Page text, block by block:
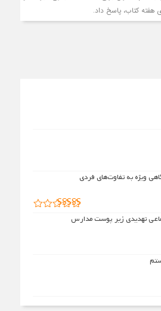
هفته کتاب، پاسخ داد.
ویژه به تفاوت‌های فردی
امتیاز
از ۵
تهدیدی زیر پوست مدارس